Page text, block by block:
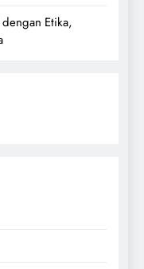
Etika,